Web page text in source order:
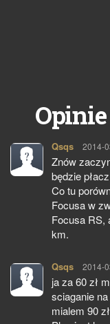
Qsqs pisze:
2014-
Znów
będzie
Co tu
Focusa w
Focusa RS,
km.
Qsqs pisze:
2014-
ja za 60 zł
sciaganie
mialem 90